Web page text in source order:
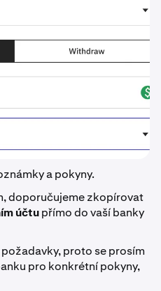
a pokyny.
doporučujeme zkopírovat
účtupřímo do vaší banky
proto se prosím
pro konkrétní pokyny,